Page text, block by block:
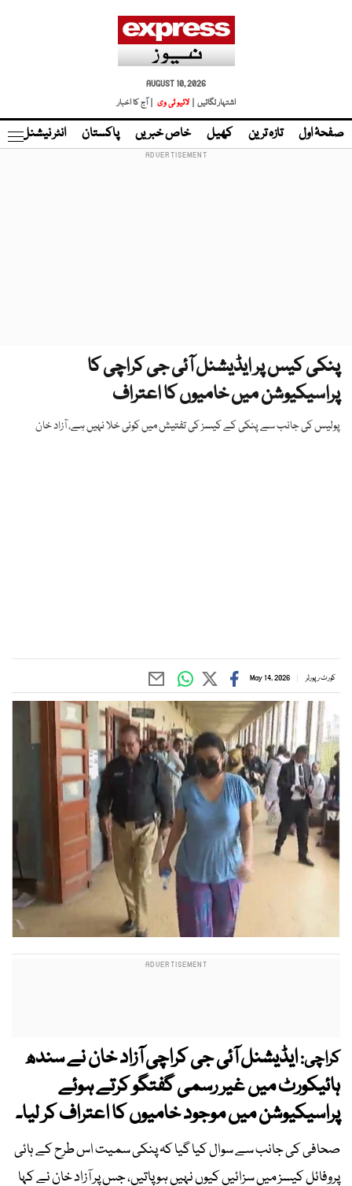
AUGUST 10, 2026
اشتہار لگائیں |
لائیو ٹی وی | آج کا اخبار
صفحۂ اول تازہ ترین کھیل خاص خبریں پاکستان انٹر نیشنل
پنکی کیس پر ایڈیشنل آئی جی کراچی کا
پراسیکیوشن میں خامیوں کا اعتراف
پولیس کی جانب سے پنکی کے کیسز کی تفتیش میں کوئی خلا نہیں ہے، آزاد خان
کورٹ رپورٹر May 14, 2026
کراچی:ایڈیشنل آئی جی کراچی آزاد خان نے سندھ
ہائیکورٹ میں غیر رسمی گفتگو کرتے ہوئے
پراسیکیوشن میں موجود خامیوں کا اعتراف کر لیا۔
صحافی کی جانب سے سوال کیا گیا کہ پنکی سمیت اس طرح کے ہائی
پروفائل کیسز میں سزائیں کیوں نہیں ہو پاتیں، جس پر آزاد خان نے کہا